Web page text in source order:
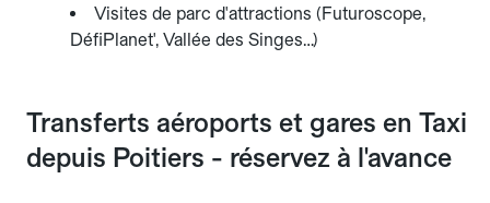
Visites de parc d'attractions (Futuroscope,
DéfiPlanet', Vallée des Singes…)
Transferts aéroports et gares en Taxi
depuis Poitiers - réservez à l'avance